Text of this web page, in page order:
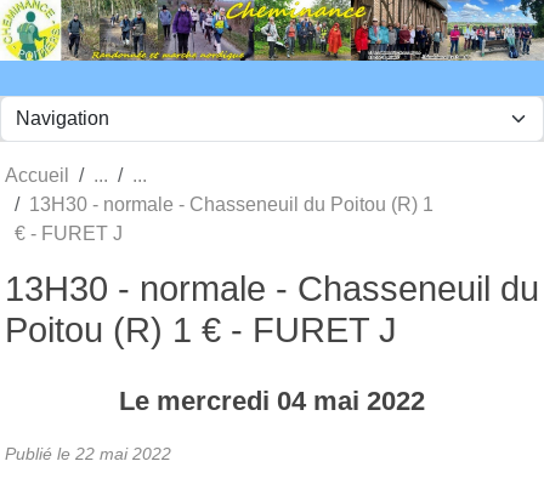
Accueil
13H30 - normale - Chasseneuil du Poitou (R) 1
€ - FURET J
13H30 - normale - Chasseneuil du
Poitou (R) 1 € - FURET J
Le mercredi 04 mai 2022
Publié le 22 mai 2022
Panneau de gestion des cookies